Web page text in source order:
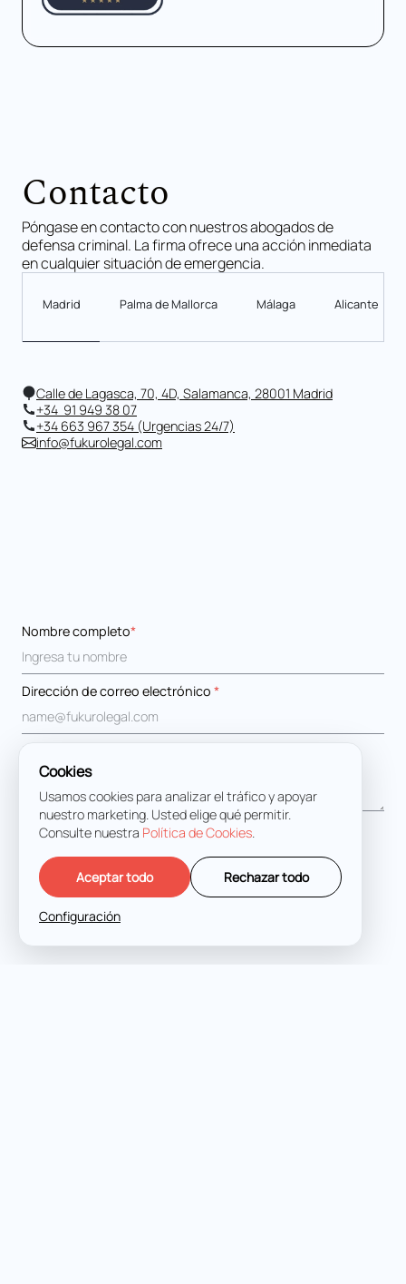
Contacto
Póngase en contacto con nuestros abogados de
defensa criminal. La firma ofrece una acción inmediata
en cualquier situación de emergencia.
Madrid Palma de Mallorca Málaga Alicante
Calle de Lagasca, 70, 4D, Salamanca, 28001 Madrid
+34 91 949 38 07
+34 663 967 354 (Urgencias 24/7)
info@fukurolegal.com
Nombre completo*
Dirección de correo electrónico *
Mensaje
Estoy de acuerdo con losTérminos y condiciones
Cookies
Usamos cookies para analizar el tráfico y apoyar
nuestro marketing. Usted elige qué permitir.
Consulte nuestra Política de Cookies.
Aceptar todo Rechazar todo
Configuración